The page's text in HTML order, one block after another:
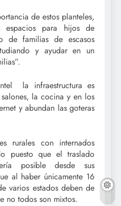
de estos planteles,
espacios para hijos de
de familias de escasos
y ayudar en un
la infraestructura es
la cocina y en los
y abundan las goteras
rurales con internados
puesto que el traslado
posible desde sus
al haber únicamente 16
varios estados deben de
no todos son mixtos.